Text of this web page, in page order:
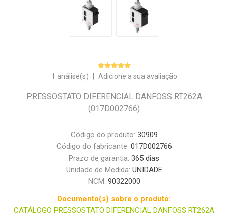
1 análise(s) Adicione a sua avaliação
PRESSOSTATO DIFERENCIAL DANFOSS RT262A
(017D002766)
Código do produto: 30909
Código do fabricante: 017D002766
Prazo de garantia: 365 dias
Unidade de Medida: UNIDADE
NCM: 90322000
Documento(s) sobre o produto:
CATÁLOGO PRESSOSTATO DIFERENCIAL DANFOSS RT262A